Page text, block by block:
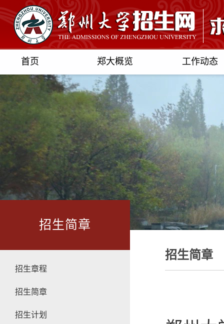
首页 郑大概览 工作动态
招生简章
招生章程
招生简章
招生计划
招生简章